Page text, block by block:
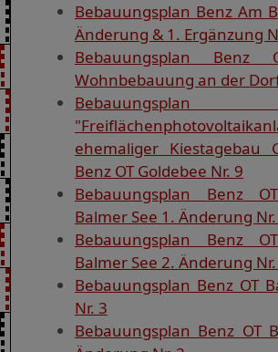
Bebauungsplan Benz Am
Änderung & 1. Ergänzung
Bebauungsplan Benz
Wohnbebauung an der
ehemaliger Kiestagebau
Benz OT Goldebee Nr. 9
Bebauungsplan Benz
Balmer See 1. Änderung
Bebauungsplan Benz
Balmer See 2. Änderung
Bebauungsplan Benz OT
Nr. 3
Bebauungsplan Benz OT